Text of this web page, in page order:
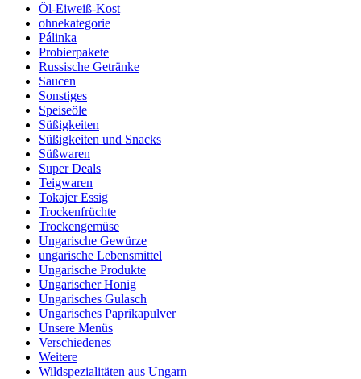
Öl-Eiweiß-Kost
ohnekategorie
Pálinka
Probierpakete
Russische Getränke
Saucen
Sonstiges
Speiseöle
Süßigkeiten
Süßigkeiten und Snacks
Süßwaren
Super Deals
Teigwaren
Tokajer Essig
Trockenfrüchte
Trockengemüse
Ungarische Gewürze
ungarische Lebensmittel
Ungarische Produkte
Ungarischer Honig
Ungarisches Gulasch
Ungarisches Paprikapulver
Unsere Menüs
Verschiedenes
Weitere
Wildspezialitäten aus Ungarn